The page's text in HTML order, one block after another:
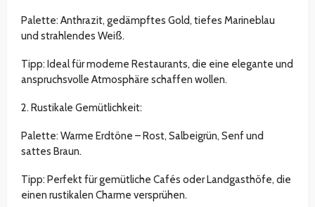
Palette: Anthrazit, gedämpftes Gold, tiefes Marineblau
und strahlendes Weiß.
Tipp: Ideal für moderne Restaurants, die eine elegante und
anspruchsvolle Atmosphäre schaffen wollen.
2. Rustikale Gemütlichkeit:
Palette: Warme Erdtöne – Rost, Salbeigrün, Senf und
sattes Braun.
Tipp: Perfekt für gemütliche Cafés oder Landgasthöfe, die
einen rustikalen Charme versprühen.